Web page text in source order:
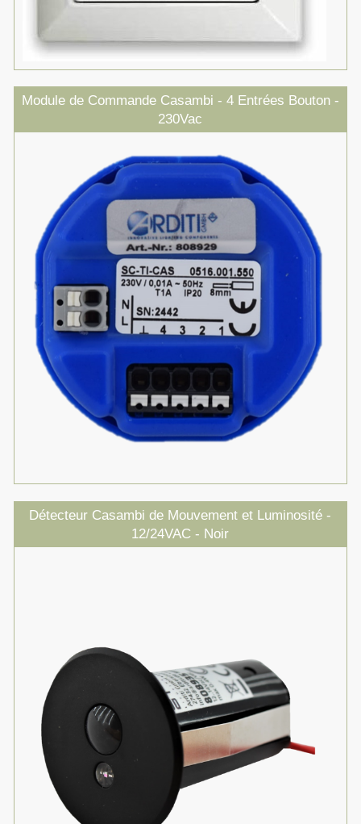
Module de Commande Casambi - 4 Entrées Bouton -
230Vac
Détecteur Casambi de Mouvement et Luminosité -
12/24VAC - Noir